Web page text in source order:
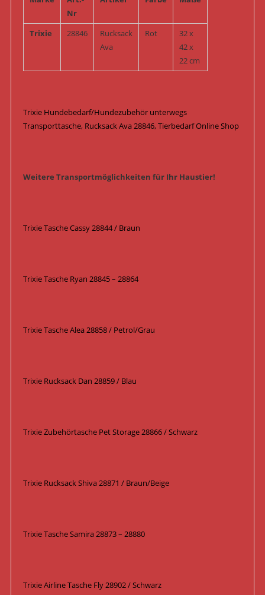
Nr
Trixie 28846
Rucksack
Ava
Rot
32 x
42 x
22 cm
Trixie Hundebedarf/Hundezubehör unterwegs
Transporttasche, Rucksack Ava 28846, Tierbedarf Online Shop
Weitere Transportmöglichkeiten für Ihr Haustier!
Trixie Tasche Cassy 28844 / Braun
Trixie Tasche Ryan 28845 – 28864
Trixie Tasche Alea 28858 / Petrol/Grau
Trixie Rucksack Dan 28859 / Blau
Trixie Zubehörtasche Pet Storage 28866 / Schwarz
Trixie Rucksack Shiva 28871 / Braun/Beige
Trixie Tasche Samira 28873 – 28880
Trixie Airline Tasche Fly 28902 / Schwarz